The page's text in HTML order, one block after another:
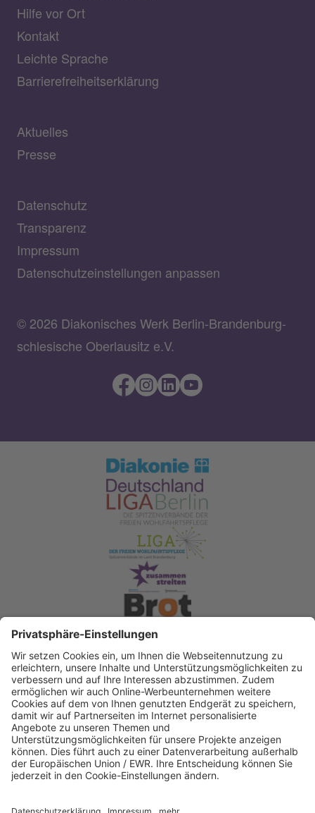
Hilfe vor Ort
Kontakt
Leichte Sprache
Barrierefreiheitserklärung
Aktuelles
Presse
Datenschutz
Transparenz
Impressum
Datenschutzeinstellungen anpassen
© 2026 Diakonisches Werk Berlin-Brandenburg-
schlesische Oberlausitz e.V.
Spendenkonto Diakonisches Werk Berlin-
Brandenburg-schlesische Oberlausitz e.V
Bank für Sozialwirtschaft
IBAN: DE22 3702 0500 0003 2019 00